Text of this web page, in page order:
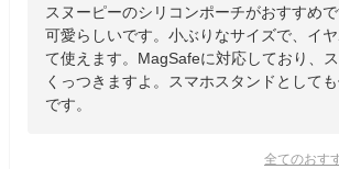
スヌーピーのシリコンポーチがおすすめ
可愛らしいです。小ぶりなサイズで、イ
て使えます。MagSafeに対応しており、
くっつきますよ。スマホスタンドとして
です。
全てのおす